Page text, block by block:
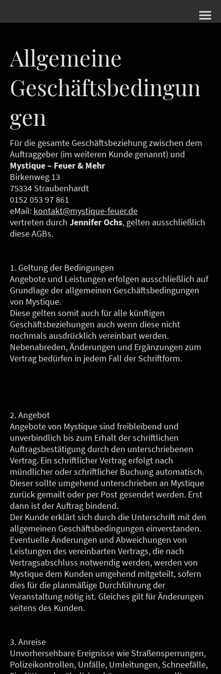
Allgemeine
Geschäftsbedingun
gen
Für die gesamte Geschäftsbeziehung zwischen dem
Auftraggeber (im weiteren Kunde genannt) und
Mystique – Feuer & Mehr
Birkenweg 13
75334 Straubenhardt
0152 053 97 861
eMail: kontakt@mystique-feuer.de
vertreten durch Jennifer Ochs, gelten ausschließlich
diese AGBs.
1. Geltung der Bedingungen
Angebote und Leistungen erfolgen ausschließlich auf
Grundlage der allgemeinen Geschäftsbedingungen
von Mystique.
Diese gelten somit auch für alle künftigen
Geschäftsbeziehungen auch wenn diese nicht
nochmals ausdrücklich vereinbart werden.
Nebenabreden, Änderungen und Ergänzungen zum
Vertrag bedürfen in jedem Fall der Schriftform.
2. Angebot
Angebote von Mystique sind freibleibend und
unverbindlich bis zum Erhalt der schriftlichen
Auftragsbestätigung durch den unterschriebenen
Vertrag. Ein schriftlicher Vertrag erfolgt nach
mündlicher oder schriftlicher Buchung automatisch.
Dieser sollte umgehend unterschrieben an Mystique
zurück gemailt oder per Post gesendet werden. Erst
dann ist der Auftrag bindend.
Der Kunde erklärt sich durch die Unterschrift mit den
allgemeinen Geschäftsbedingungen einverstanden.
Eventuelle Änderungen und Abweichungen von
Leistungen des vereinbarten Vertrags, die nach
Vertragsabschluss notwendig werden, werden von
Mystique dem Kunden umgehend mitgeteilt, sofern
dies für die planmäßige Durchführung der
Veranstaltung nötig ist. Gleiches gilt für Änderungen
seitens des Kunden.
3. Anreise
Unvorhersehbare Ereignisse wie Straßensperrungen,
Polizeikontrollen, Unfälle, Umleitungen, Schneefälle,